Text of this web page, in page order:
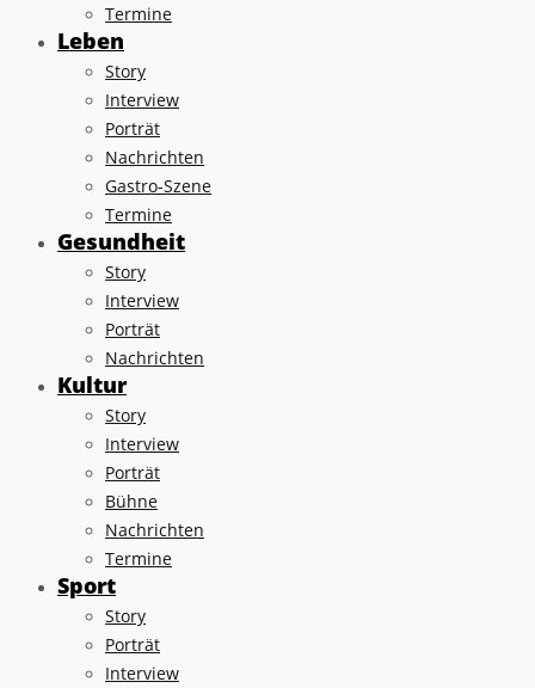
Termine
Leben
Story
Interview
Porträt
Nachrichten
Gastro-Szene
Termine
Gesundheit
Story
Interview
Porträt
Nachrichten
Kultur
Story
Interview
Porträt
Bühne
Nachrichten
Termine
Sport
Story
Porträt
Interview